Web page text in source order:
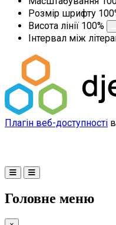
Розмір шрифту 100
Висота лінії 100%
Інтервал між
Плагін веб-доступності
Головне меню